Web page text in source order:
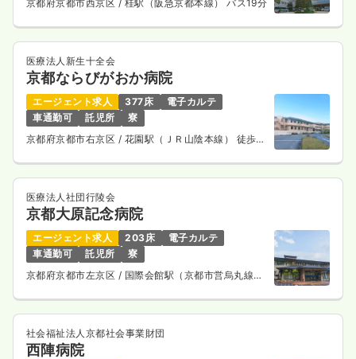
京都府京都市西京区 / 桂駅（阪急京都本線） バス19分
医療法人新生十全会
京都ならびがおか病院
エージェント求人 377床
電子カルテ
車通勤可
託児所
寮
京都府京都市右京区 / 花園駅（ＪＲ山陰本線） 徒歩8
医療法人社団行陵会
京都大原記念病院
エージェント求人 203床
電子カルテ
車通勤可
託児所
寮
京都府京都市左京区 / 国際会館駅（京都市営烏丸線）
社会福祉法人京都社会事業財団
西陣病院